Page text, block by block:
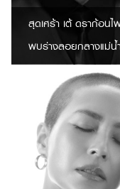
สุดเศร้า เต้ ดราก้อน
พบร่างลอยกลางแม่น้ำ